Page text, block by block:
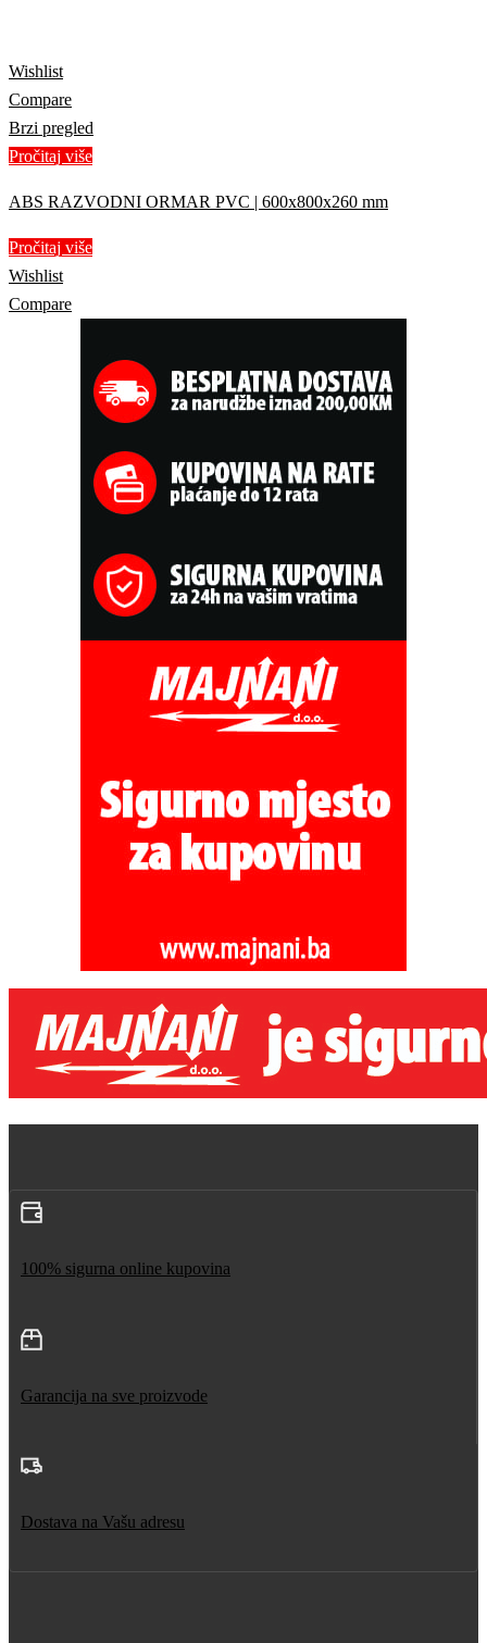
Wishlist
Compare
Brzi pregled
Pročitaj više
ABS RAZVODNI ORMAR PVC | 600x800x260 mm
Pročitaj više
Wishlist
Compare
100% sigurna online kupovina
Garancija na sve proizvode
Dostava na Vašu adresu